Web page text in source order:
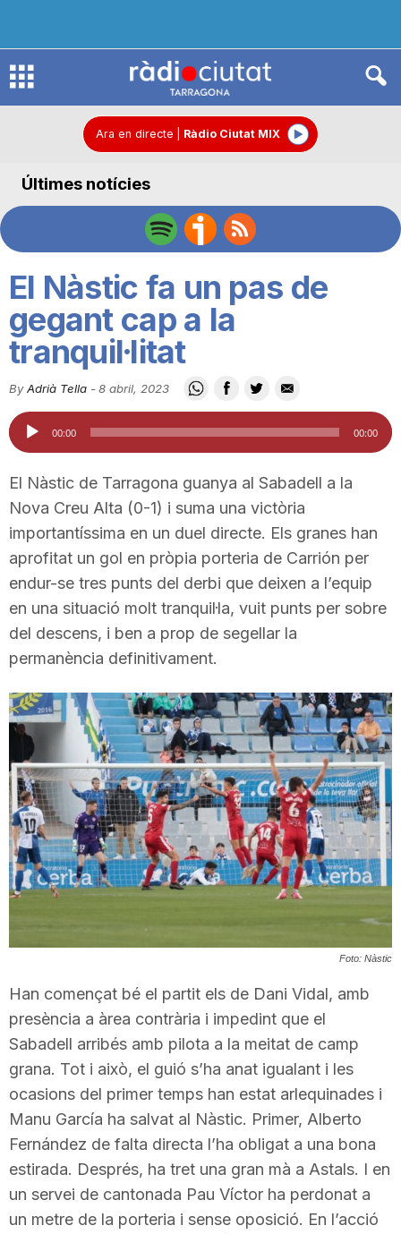
R
d
C
u
t
a
d
e
T
a
r
a
o
n
Ara en directe Ràdio Ciutat MIX
Últimes notícies
El Nàstic fa un pas de
gegant cap a la
tranquil·litat
By Adrià Tella -8 abril, 2023
Reproductor
d'àudio
00:00 00:00
El Nàstic de Tarragona guanya al Sabadell a la
Nova Creu Alta (0-1) i suma una victòria
importantíssima en un duel directe. Els granes han
aprofitat un gol en pròpia porteria de Carrión per
endur-se tres punts del derbi que deixen a l’equip
en una situació molt tranquil·la, vuit punts per sobre
del descens, i ben a prop de segellar la
permanència definitivament.
Foto: Nàstic
Han començat bé el partit els de Dani Vidal, amb
presència a àrea contrària i impedint que el
Sabadell arribés amb pilota a la meitat de camp
grana. Tot i això, el guió s’ha anat igualant i les
ocasions del primer temps han estat arlequinades i
Manu García ha salvat al Nàstic. Primer, Alberto
Fernández de falta directa l’ha obligat a una bona
estirada. Després, ha tret una gran mà a Astals. I en
un servei de cantonada Pau Víctor ha perdonat a
un metre de la porteria i sense oposició. En l’acció